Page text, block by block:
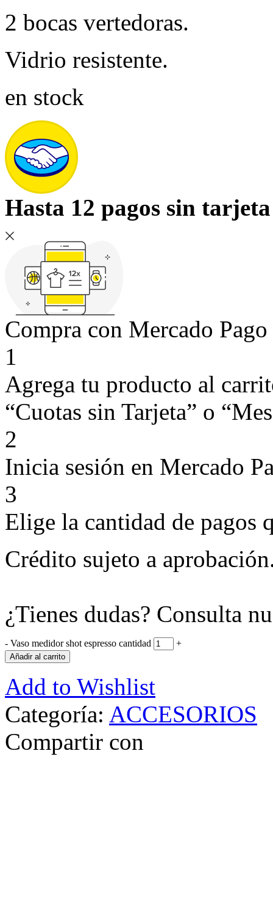
2 bocas vertedoras.
Vidrio resistente.
en stock
Hasta 12 pagos sin tarjeta
Compra con Mercado
1
Agrega tu producto al
“Cuotas sin Tarjeta” o
2
Inicia sesión en Mercado
3
Elige la cantidad de pagos
Crédito sujeto a
¿Tienes dudas? Consulta
- Vaso medidor shot espresso cantidad +
Añadir al carrito
Add to Wishlist
Categoría: ACCESORIOS
Compartir con